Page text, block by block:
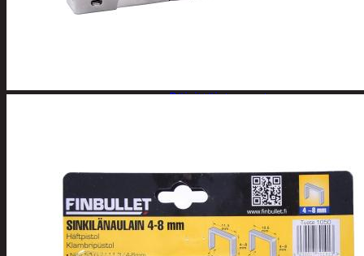
Päivittäistavarat
Deodorantit
Hiustenhoito
Hiusharjat ja
Hiuspinnit ja
Hiusvärit